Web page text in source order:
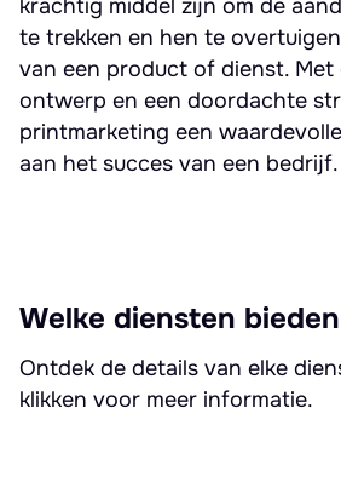
krachtig middel zijn om de
te trekken en hen te
van een product of dienst. Met
ontwerp en een doordachte
printmarketing een
aan het succes van een bedrijf.
Welke diensten
Ontdek de details van elke
klikken voor meer informatie.